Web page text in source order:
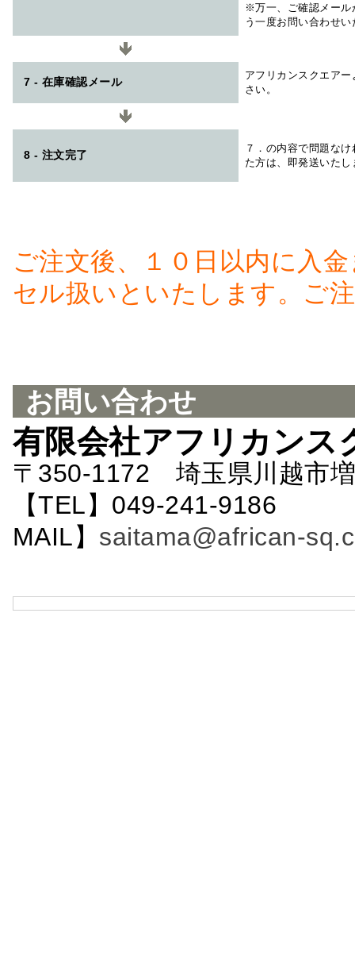
※万一、ご確認メール
う一度お問い合わせ
7 - 在庫確認メール
アフリカンスクエアー
さい。
8 - 注文完了
７．の内容で問題な
た方は、即発送いたし
ご注文後、１０日以内に入
セル扱いといたします。ご
お問い合わせ
有限会社アフリカンス
〒350-1172 埼玉県川越市
【TEL】049-241-
MAIL】 saitama@african-